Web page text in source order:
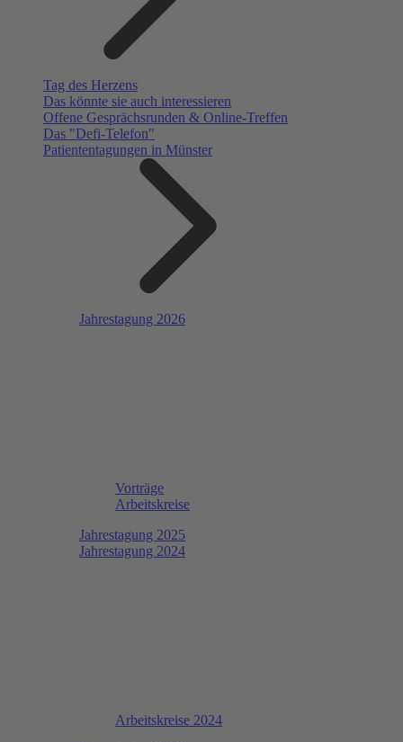
Tag des Herzens
Das könnte sie auch interessieren
Offene Gesprächsrunden & Online-Treffen
Das "Defi-Telefon"
Patiententagungen in Münster
Jahrestagung 2026
Vorträge
Arbeitskreise
Jahrestagung 2025
Jahrestagung 2024
Arbeitskreise 2024